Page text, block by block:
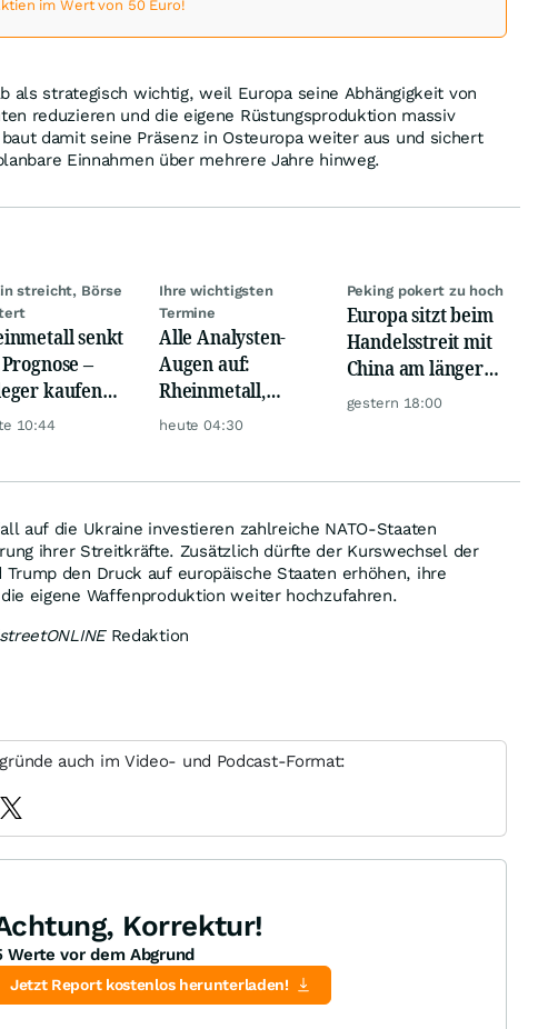
im Wert von 50 Euro!
als strategisch wichtig, weil Europa seine Abhängigkeit von
reduzieren und die eigene Rüstungsproduktion massiv
damit seine Präsenz in Osteuropa weiter aus und sichert
Einnahmen über mehrere Jahre hinweg.
streicht, Börse
senkt
–
kaufen
weg
10:44
Ihre wichtigsten
Termine
Alle Analysten-
Augen auf:
Rheinmetall,
Deutsche Telekom,
heute 04:30
Peking pokert zu hoch
Europa sitzt beim
Handelsstreit mit
China am längeren
Hebel
gestern 18:00
auf die Ukraine investieren zahlreiche NATO-Staaten
ihrer Streitkräfte. Zusätzlich dürfte der Kurswechsel der
Trump den Druck auf europäische Staaten erhöhen, ihre
eigene Waffenproduktion weiter hochzufahren.
Redaktion
auch im Video- und Podcast-Format:
Korrektur!
Werte vor dem Abgrund
Jetzt Report kostenlos herunterladen!